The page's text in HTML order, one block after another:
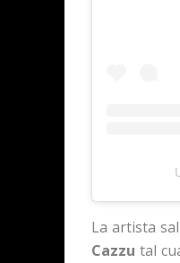
La artista
Cazzu tal